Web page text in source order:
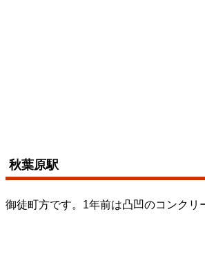
秋葉原駅
御徒町方です。1年前は凸凹のコンクリ